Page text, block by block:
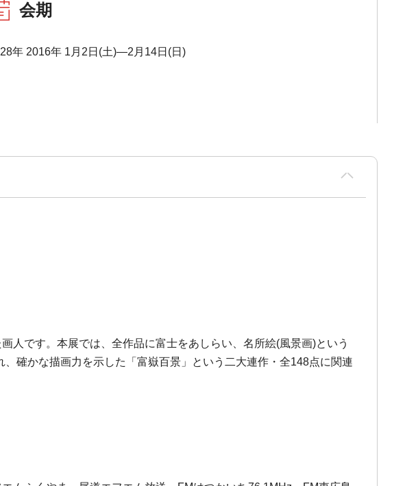
会期
年 2016年 1月2日(土)―2月14日(日)
人です。本展では、全作品に富士をあしらい、名所絵(風景画)という
確かな描画力を示した「富嶽百景」という二大連作・全148点に関連